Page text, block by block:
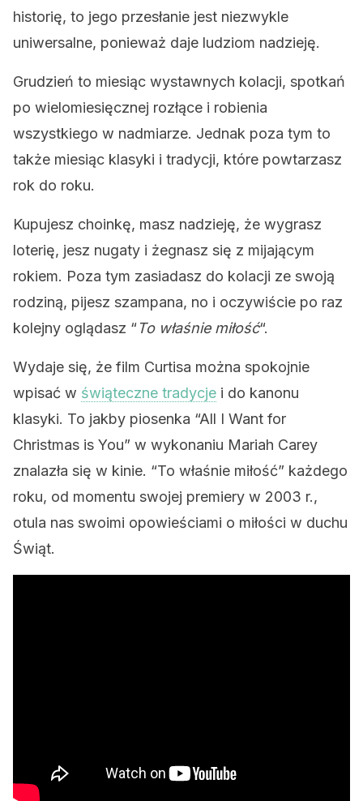
historię, to jego przesłanie jest niezwykle
uniwersalne, ponieważ daje ludziom nadzieję.
Grudzień to miesiąc wystawnych kolacji, spotkań
po wielomiesięcznej rozłące i robienia
wszystkiego w nadmiarze. Jednak poza tym to
także miesiąc klasyki i tradycji, które powtarzasz
rok do roku.
Kupujesz choinkę, masz nadzieję, że wygrasz
loterię, jesz nugaty i żegnasz się z mijającym
rokiem. Poza tym zasiadasz do kolacji ze swoją
rodziną, pijesz szampana, no i oczywiście po raz
kolejny oglądasz “To właśnie miłość“.
Wydaje się, że film Curtisa można spokojnie
wpisać w świąteczne tradycje i do kanonu
klasyki. To jakby piosenka “All I Want for
Christmas is You” w wykonaniu Mariah Carey
znalazła się w kinie. “To właśnie miłość” każdego
roku, od momentu swojej premiery w 2003 r.,
otula nas swoimi opowieściami o miłości w duchu
Świąt.